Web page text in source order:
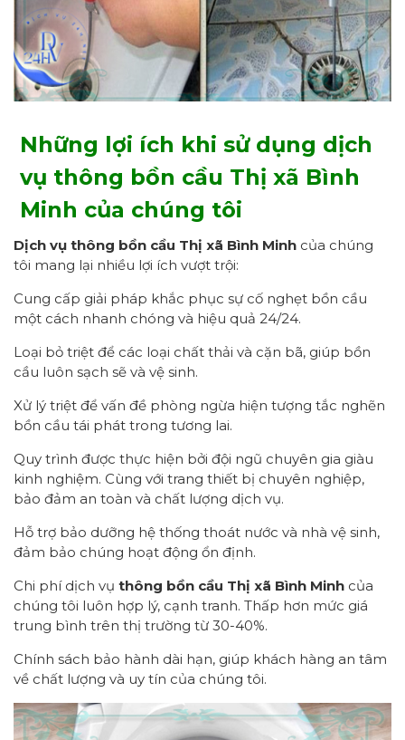
Những lợi ích khi sử dụng dịch
vụ thông bồn cầu Thị xã Bình
Minh của chúng tôi
Dịch vụ thông bồn cầu Thị xã Bình Minh của chúng
tôi mang lại nhiều lợi ích vượt trội:
Cung cấp giải pháp khắc phục sự cố nghẹt bồn cầu
một cách nhanh chóng và hiệu quả 24/24.
Loại bỏ triệt để các loại chất thải và cặn bã, giúp bồn
cầu luôn sạch sẽ và vệ sinh.
Xử lý triệt để vấn đề phòng ngừa hiện tượng tắc nghẽn
bồn cầu tái phát trong tương lai.
Quy trình được thực hiện bởi đội ngũ chuyên gia giàu
kinh nghiệm. Cùng với trang thiết bị chuyên nghiệp,
bảo đảm an toàn và chất lượng dịch vụ.
Hỗ trợ bảo dưỡng hệ thống thoát nước và nhà vệ sinh,
đảm bảo chúng hoạt động ổn định.
Chi phí dịch vụ thông bồn cầu Thị xã Bình Minh của
chúng tôi luôn hợp lý, cạnh tranh. Thấp hơn mức giá
trung bình trên thị trường từ 30-40%.
Chính sách bảo hành dài hạn, giúp khách hàng an tâm
về chất lượng và uy tín của chúng tôi.